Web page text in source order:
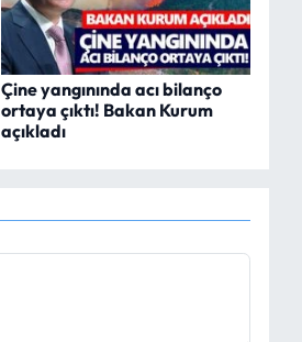
Çine yangınında acı bilanço
ortaya çıktı! Bakan Kurum
açıkladı